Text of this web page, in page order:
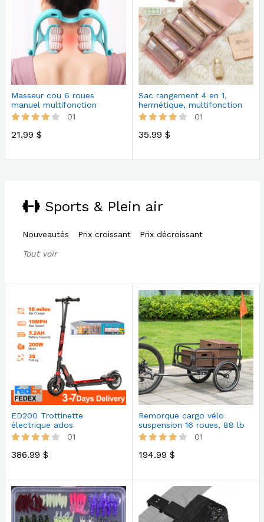
Masseur cou 6 roues
manuel multifonction
01
21.99 $
Sac rangement 4 en 1,
hermétique, multifonction
chambr…
01
35.99 $
Sports & Plein air
Nouveautés Prix croissant Prix décroissant
Tout voir
ED200 Trottinette
électrique ados
01
386.99 $
Remorque cargo vélo
suspension 16 roues, 88 lb
max
01
194.99 $